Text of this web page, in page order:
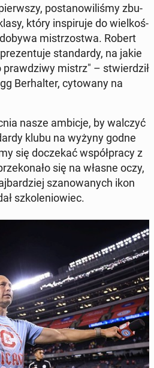
postanow­iliśmy zbu­
który in­spiru­je do wielkoś­
mis­tr­zost­wa. Robert
stan­dardy, na jakie
prawdzi­wy mistrz" – stwierdz­ił
Berhal­ter, cy­towany na
nasze ambicje, by walczyć
klubu na wyżyny godne
się doczekać współpra­cy z
się na własne oczy,
szanowanych ikon
szkole­niowiec.